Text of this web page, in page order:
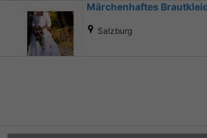
Märchenhaftes
Salzburg